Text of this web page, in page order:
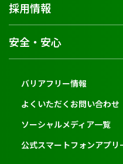
採用情報
安全・安心
バリアフリー情報
よくいただくお問い合わせ
ソーシャルメディア一覧
公式スマートフォンアプリ